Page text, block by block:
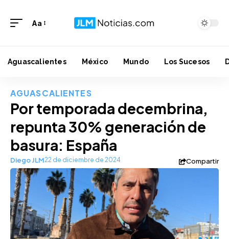
Aa
Aguascalientes México Mundo Los Sucesos
AGUASCALIENTES
Por temporada decembrina,
repunta 30% generación de
basura: España
Diego JLM22 de diciembre de 2024 Compartir